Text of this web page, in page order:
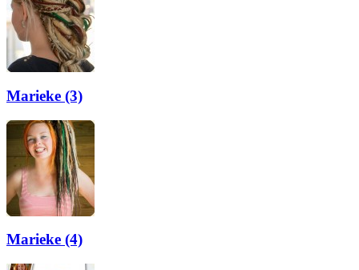
Marieke (3)
Marieke (4)